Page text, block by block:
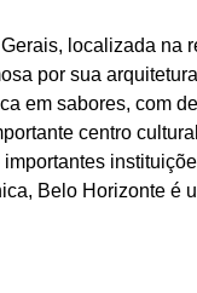
localizada
por sua
em sabores, com
centro
Belo Horizonte é